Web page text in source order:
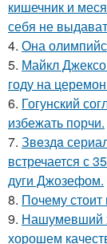
кишечник и
себя не
4. Она
5. Майкл
году на
6. Гогунский
избежать порчи.
7. Звeздa
встречается с
дуги Джозефом.
8. Почему стоит
9. Нашумевший
хорошем